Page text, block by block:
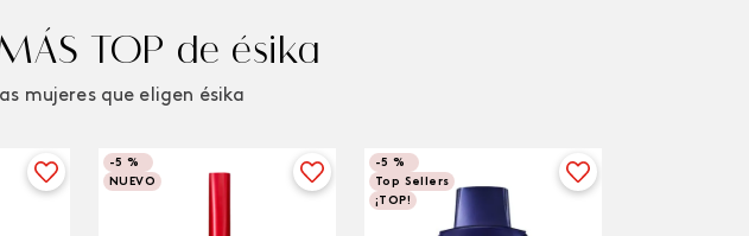
TOP de ésika
mujeres que eligen ésika
-5 %
NUEVO
-5 %
Top Sellers
¡TOP!